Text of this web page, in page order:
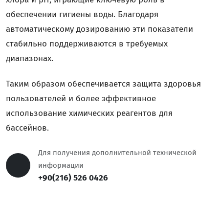
обеспечении гигиены воды. Благодаря
автоматическому дозированию эти показатели
стабильно поддерживаются в требуемых
диапазонах.
Таким образом обеспечивается защита здоровья
пользователей и более эффективное
использование химических реагентов для
бассейнов.
Для получения дополнительной технической
информации
+90(216) 526 0426